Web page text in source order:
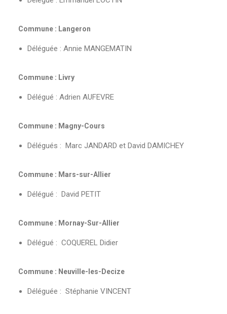
Commune : Langeron
Déléguée : Annie MANGEMATIN
Commune : Livry
Délégué : Adrien AUFEVRE
Commune : Magny-Cours
Délégués : Marc JANDARD et David DAMICHEY
Commune : Mars-sur-Allier
Délégué : David PETIT
Commune : Mornay-Sur-Allier
Délégué : COQUEREL Didier
Commune : Neuville-les-Decize
Déléguée : Stéphanie VINCENT